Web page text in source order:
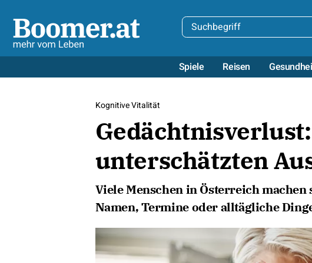
Spiele Reisen
Kognitive Vitalität
unterschätzten
Viele Menschen in Österreich
Namen, Termine oder alltägliche